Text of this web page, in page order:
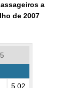
a
de 2007
5,02